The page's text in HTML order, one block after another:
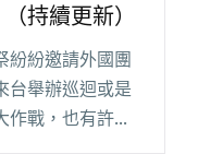
持續更新）
紛紛邀請外國團
台舉辦巡迴或是
作戰，也有許多